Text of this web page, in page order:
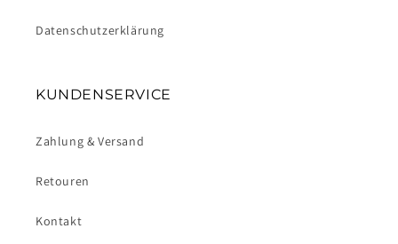
Datenschutzerklärung
KUNDENSERVICE
Zahlung & Versand
Retouren
Kontakt